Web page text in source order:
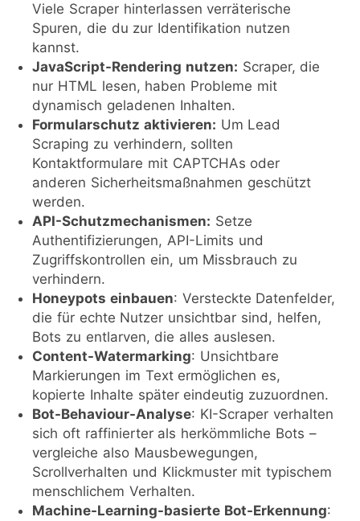
Viele Scraper hinterlassen verräterische
Spuren, die du zur Identifikation nutzen
kannst.
JavaScript-Rendering nutzen: Scraper, die
nur HTML lesen, haben Probleme mit
dynamisch geladenen Inhalten.
Formularschutz aktivieren: Um Lead
Scraping zu verhindern, sollten
Kontaktformulare mit CAPTCHAs oder
anderen Sicherheitsmaßnahmen geschützt
werden.
API-Schutzmechanismen: Setze
Authentifizierungen, API-Limits und
Zugriffskontrollen ein, um Missbrauch zu
verhindern.
Honeypots einbauen: Versteckte Datenfelder,
die für echte Nutzer unsichtbar sind, helfen,
Bots zu entlarven, die alles auslesen.
Content-Watermarking: Unsichtbare
Markierungen im Text ermöglichen es,
kopierte Inhalte später eindeutig zuzuordnen.
Bot-Behaviour-Analyse: KI-Scraper verhalten
sich oft raffinierter als herkömmliche Bots –
vergleiche also Mausbewegungen,
Scrollverhalten und Klickmuster mit typischem
menschlichem Verhalten.
Machine-Learning-basierte Bot-Erkennung: